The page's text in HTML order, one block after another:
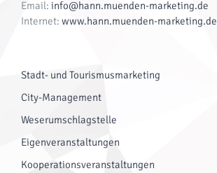
Email: info@hann.muenden-marketing.de
Internet: www.hann.muenden-marketing.de
Stadt- und Tourismusmarketing
City-Management
Weserumschlagstelle
Eigenveranstaltungen
Kooperationsveranstaltungen